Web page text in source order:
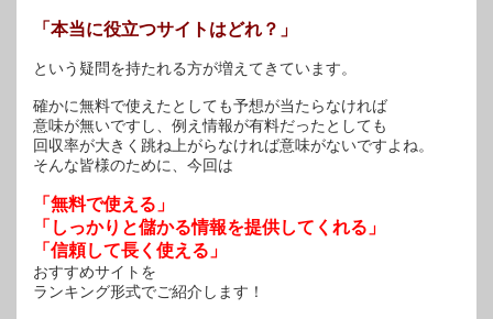
「本当に役立つサイトはどれ？」
という疑問を持たれる方が増えてきています。
確かに無料で使えたとしても予想が当たらなければ
意味が無いですし、例え情報が有料だったとしても
回収率が大きく跳ね上がらなければ意味がないですよね。
そんな皆様のために、今回は
「無料で使える」
「しっかりと儲かる情報を提供してくれる」
「信頼して長く使える」
おすすめサイトを
ランキング形式でご紹介します！